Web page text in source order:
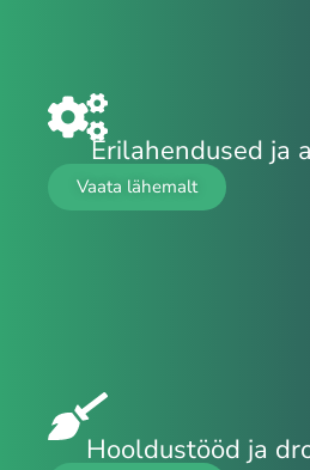
Erilahendused ja
Vaata lähemalt
Hooldustööd ja